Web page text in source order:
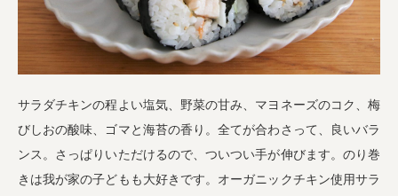
サラダチキンの程よい塩気、野菜の甘み、マヨネーズのコク、梅
びしおの酸味、ゴマと海苔の香り。全てが合わさって、良いバラ
ンス。さっぱりいただけるので、ついつい手が伸びます。のり巻
きは我が家の子どもも大好きです。オーガニックチキン使用サラ